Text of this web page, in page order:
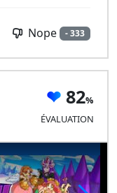
Nope - 333
82
ÉVALUATION